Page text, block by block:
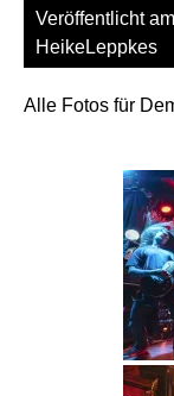
Veröffentlicht am
HeikeLeppkes
Alle Fotos für